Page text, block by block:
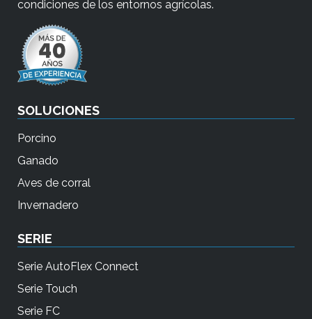
condiciones de los entornos agrícolas.
SOLUCIONES
Porcino
Ganado
Aves de corral
Invernadero
SERIE
Serie AutoFlex Connect
Serie Touch
Serie FC